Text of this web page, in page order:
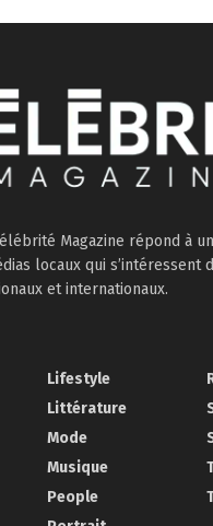
Magazine répond à
locaux qui s’intéressent
et internationaux.
Lifestyle
Littérature
Mode
Musique
People